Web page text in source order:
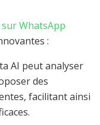
sur WhatsApp
:
AI peut analyser
des
facilitant ainsi